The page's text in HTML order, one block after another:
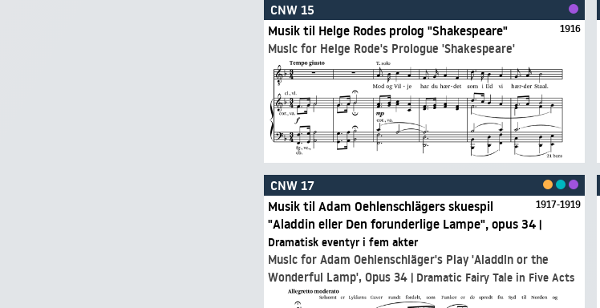
CNW 15
1916
Musik til Helge Rodes prolog "Shakespeare"
Music for Helge Rode's Prologue 'Shakespeare'
CNW 17
1917-1919
Musik til Adam Oehlenschlägers skuespil
"Aladdin eller Den forunderlige Lampe", opus 34 |
Dramatisk eventyr i fem akter
Music for Adam Oehlenschläger's Play 'Aladdin or the
Wonderful Lamp', Opus 34
| Dramatic Fairy Tale in Five Acts